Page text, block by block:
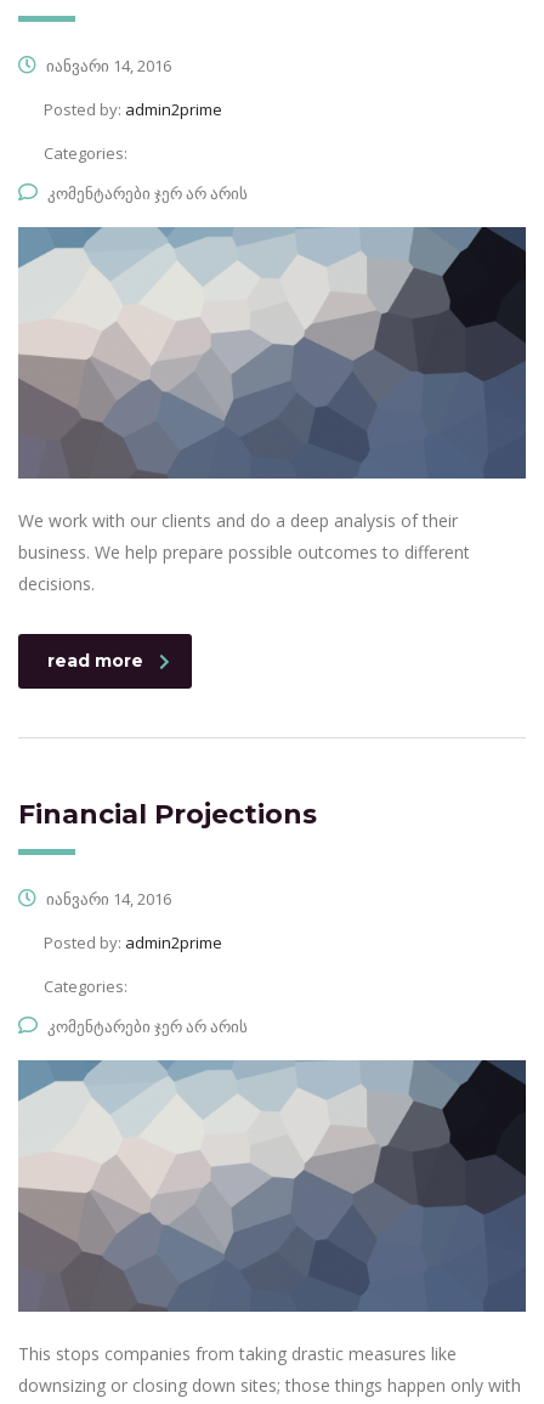
იანვარი 14, 2016
Posted by: admin2prime
Categories:
კომენტარები ჯერ არ არის
We work with our clients and do a deep analysis of their
business. We help prepare possible outcomes to different
decisions.
read more
Financial Projections
იანვარი 14, 2016
Posted by: admin2prime
Categories:
კომენტარები ჯერ არ არის
This stops companies from taking drastic measures like
downsizing or closing down sites; those things happen only with